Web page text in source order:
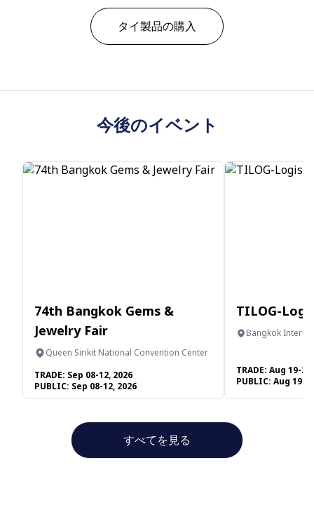
タイ製品の購入
今後のイベント
74th Bangkok Gems &
Jewelry Fair
Queen Sirikit National Convention Center
TRADE: Sep 08-12, 2026
PUBLIC: Sep 08-12, 2026
TILOG-
Bangkok
TRADE: Aug 19-
PUBLIC: Aug 19-
すべてを見る